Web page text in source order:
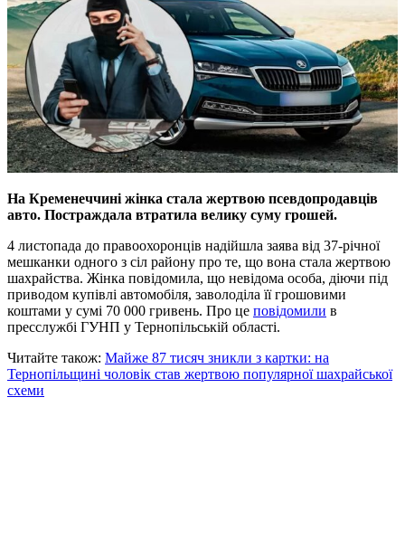
На Кременеччині жінка стала жертвою псевдопродавців
авто. Постраждала втратила велику суму грошей.
4 листопада до правоохоронців надійшла заява від 37-річної
мешканки одного з сіл району про те, що вона стала жертвою
шахрайства. Жінка повідомила, що невідома особа, діючи під
приводом купівлі автомобіля, заволоділа її грошовими
коштами у сумі 70 000 гривень. Про це повідомили в
пресслужбі ГУНП у Тернопільській області.
Читайте також: Майже 87 тисяч зникли з картки: на
Тернопільщині чоловік став жертвою популярної шахрайської
схеми